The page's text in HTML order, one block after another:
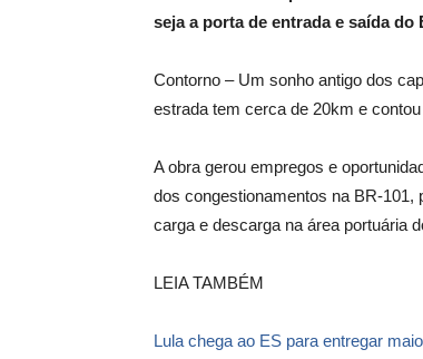
seja a porta de entrada e saída do
Contorno – Um sonho antigo dos
estrada tem cerca de 20km e
A obra gerou empregos e
dos congestionamentos na BR-
carga e descarga na área portuária
LEIA TAMBÉM
Lula chega ao ES para entregar